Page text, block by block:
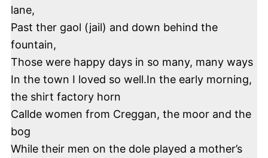
lane,
Past ther gaol (jail) and down behind the
fountain,
Those were happy days in so many, many ways
In the town I loved so well.In the early morning,
the shirt factory horn
Callde women from Creggan, the moor and the
bog
While their men on the dole played a mother’s